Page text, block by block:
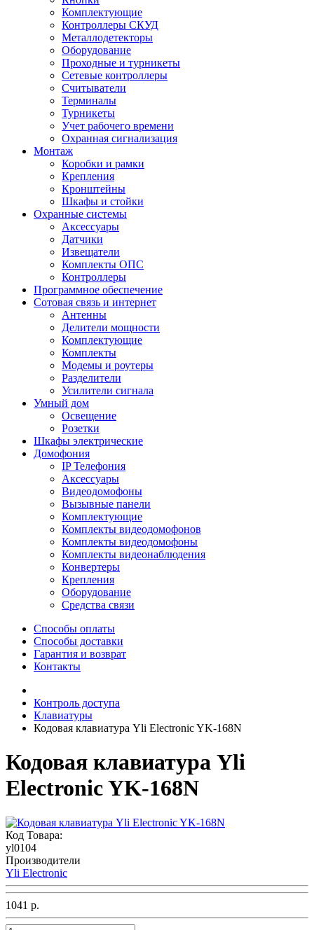
Комплектующие
Контроллеры СКУД
Металлодетекторы
Оборудование
Проходные и турникеты
Сетевые контроллеры
Считыватели
Терминалы
Турникеты
Учет рабочего времени
Охранная сигнализация
Монтаж
Коробки и рамки
Крепления
Кронштейны
Шкафы и стойки
Охранные системы
Аксессуары
Датчики
Извещатели
Комплекты ОПС
Контроллеры
Программное обеспечение
Сотовая связь и интернет
Антенны
Делители мощности
Комплектующие
Комплекты
Модемы и роутеры
Разделители
Усилители сигнала
Умный дом
Освещение
Розетки
Шкафы электрические
Домофония
IP Телефония
Аксессуары
Видеодомофоны
Вызывные панели
Комплектующие
Комплекты видеодомофонов
Комплекты видеодомофоны
Комплекты видеонаблюдения
Конвертеры
Крепления
Оборудование
Средства связи
Способы оплаты
Способы доставки
Гарантия и возврат
Контакты
Контроль доступа
Клавиатуры
Кодовая клавиатура Yli Electronic YK-168N
Кодовая клавиатура Yli
Electronic YK-168N
Код Товара:
yl0104
Производители
Yli Electronic
1041 р.